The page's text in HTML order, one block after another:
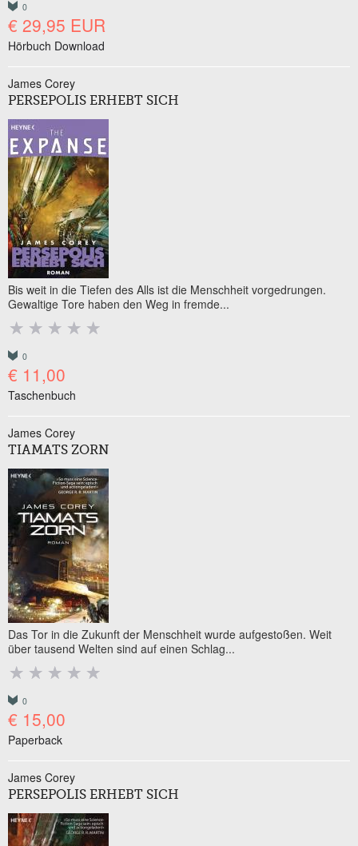
0
€ 29,95 EUR
Hörbuch Download
James Corey
PERSEPOLIS ERHEBT SICH
Bis weit in die Tiefen des Alls ist die Menschheit vorgedrungen.
Gewaltige Tore haben den Weg in fremde...
0
€ 11,00
Taschenbuch
James Corey
TIAMATS ZORN
Das Tor in die Zukunft der Menschheit wurde aufgestoßen. Weit
über tausend Welten sind auf einen Schlag...
0
€ 15,00
Paperback
James Corey
PERSEPOLIS ERHEBT SICH